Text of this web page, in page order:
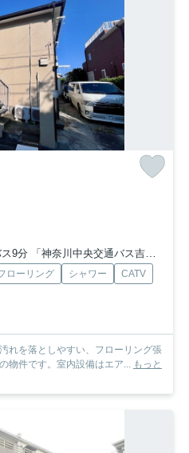
川中央交通バス吉原小学校前」 停歩6分
ローリング シャワー
CATV
れを落としやすい、フローリング張
物件です。室内設備はエア... もっと